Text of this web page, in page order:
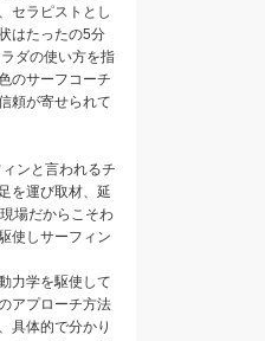
セラピストとし
はたったの5分
ダの使い方を指
のサーフコーチ
頼が寄せられて
ンと言われるチ
を運び取材、延
場だからこそわ
使しサーフィン
力学を駆使して
アプローチ方法
具体的で分かり